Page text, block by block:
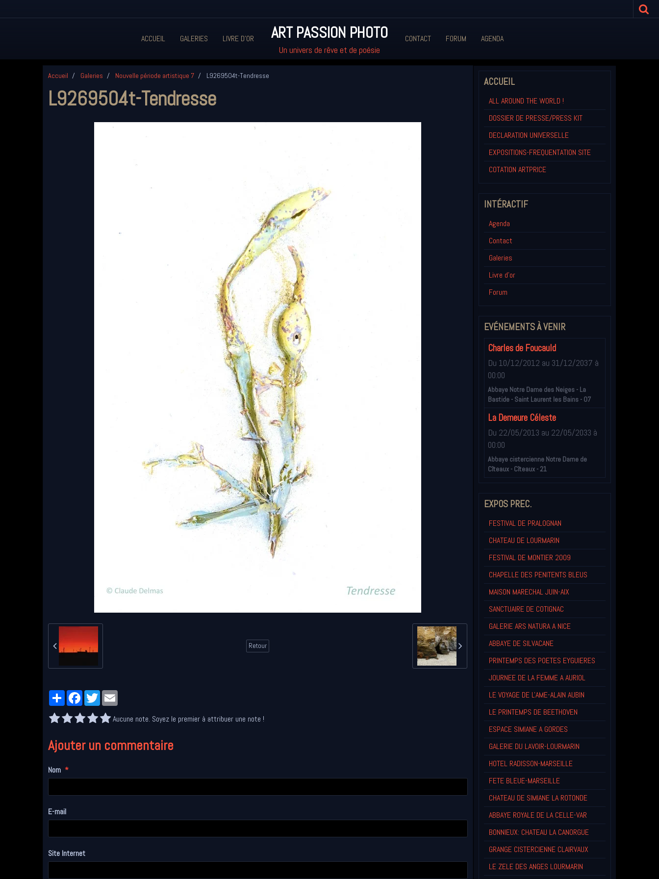
ACCUEIL GALERIES LIVRE D'OR ART PASSION PHOTO
Un univers de rêve et de poésie
CONTACT FORUM AGENDA
Accueil Galeries Nouvelle période artistique 7 L9269504t-Tendresse
L9269504t-Tendresse
Retour
PartagerFacebookTwitter
Aucune note. Soyez le premier à attribuer une note !
Ajouter un commentaire
Nom
E-mail
Site Internet
ACCUEIL
ALL AROUND THE WORLD !
DOSSIER DE PRESSE/PRESS KIT
DECLARATION UNIVERSELLE
EXPOSITIONS-FREQUENTATION SITE
COTATION ARTPRICE
INTÉRACTIF
Agenda
Contact
Galeries
Livre d'or
Forum
EVÉNEMENTS À VENIR
Charles de Foucauld
Du 10/12/2012 au 31/12/2037 à
00:00
Abbaye Notre Dame des Neiges - La
Bastide - Saint Laurent les Bains - 07
La Demeure Céleste
Du 22/05/2013 au 22/05/2033 à
00:00
Abbaye cistercienne Notre Dame de
Cîteaux - Cîteaux - 21
EXPOS PREC.
FESTIVAL DE PRALOGNAN
CHATEAU DE LOURMARIN
FESTIVAL DE MONTIER 2009
CHAPELLE DES PENITENTS BLEUS
MAISON MARECHAL JUIN-AIX
SANCTUAIRE DE COTIGNAC
GALERIE ARS NATURA A NICE
ABBAYE DE SILVACANE
PRINTEMPS DES POETES EYGUIERES
JOURNEE DE LA FEMME A AURIOL
LE VOYAGE DE L'AME-ALAIN AUBIN
LE PRINTEMPS DE BEETHOVEN
ESPACE SIMIANE A GORDES
GALERIE DU LAVOIR-LOURMARIN
HOTEL RADISSON-MARSEILLE
FETE BLEUE-MARSEILLE
CHATEAU DE SIMIANE LA ROTONDE
ABBAYE ROYALE DE LA CELLE-VAR
BONNIEUX: CHATEAU LA CANORGUE
GRANGE CISTERCIENNE CLAIRVAUX
LE ZELE DES ANGES LOURMARIN